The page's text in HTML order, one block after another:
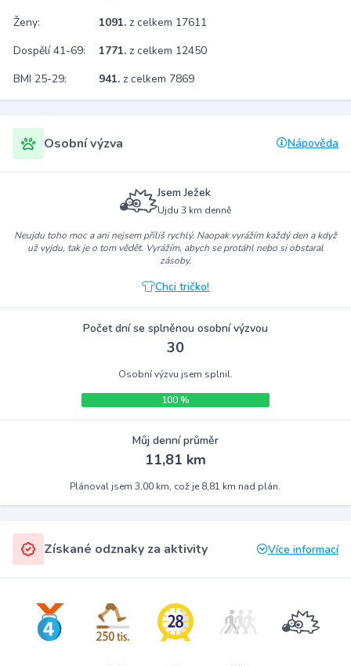
Ženy:
1091. z celkem 17611
Dospělí 41-69:
1771. z celkem 12450
BMI 25-29:
941. z celkem 7869
Osobní výzva Nápověda
Jsem Ježek
Ujdu 3 km denně
Neujdu toho moc a ani nejsem příliš rychlý. Naopak vyrážím každý den a když
už vyjdu, tak je o tom vědět. Vyrážím, abych se protáhl nebo si obstaral
zásoby.
Chci tričko!
Počet dní se splněnou osobní výzvou
30
Osobní výzvu jsem splnil.
100 %
Můj denní průměr
11,81 km
Plánoval jsem 3,00 km, což je 8,81 km nad plán.
Získané odznaky za aktivity Více informací